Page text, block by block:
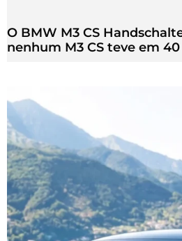
O BMW M3 CS
nenhum M3 CS teve em